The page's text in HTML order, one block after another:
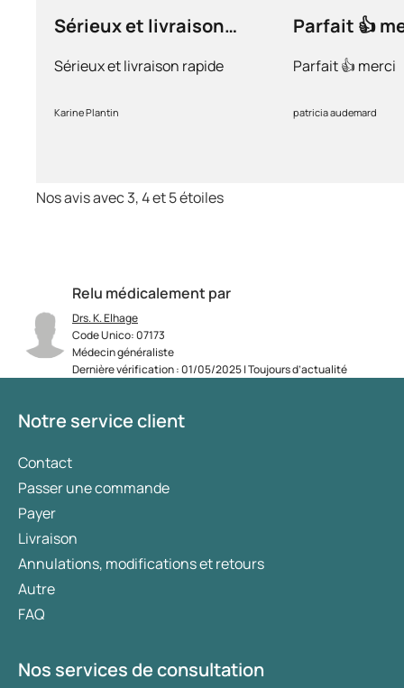
Relu médicalement par
Drs. K. Elhage
Code Unico: 07173
Médecin généraliste
Dernière vérification : 01/05/2025 | Toujours d’actualité
Sérieux et livraison
Sérieux et livraison rapide
Karine Plantin
Parfait 👍
Parfait 👍 merci
patricia audemard
Nos avis avec 3, 4 et 5 étoiles
Notre service client
Contact
Passer une commande
Payer
Livraison
Annulations, modifications et retours
Autre
FAQ
Nos services de consultation